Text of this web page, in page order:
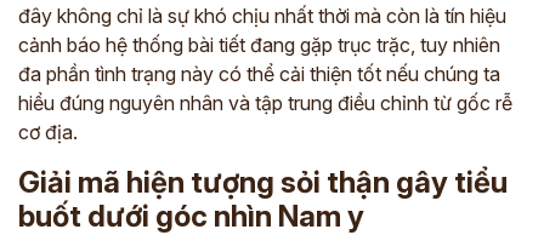
đây không chỉ là sự khó chịu nhất thời mà còn là tín hiệu
cảnh báo hệ thống bài tiết đang gặp trục trặc, tuy nhiên
đa phần tình trạng này có thể cải thiện tốt nếu chúng ta
hiểu đúng nguyên nhân và tập trung điều chỉnh từ gốc rễ
cơ địa.
Giải mã hiện tượng sỏi thận gây tiểu
buốt dưới góc nhìn Nam y